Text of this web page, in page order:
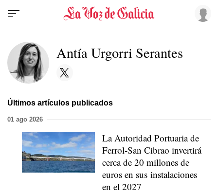
Antía Urgorri Serantes
Últimos artículos publicados
01 ago 2026
La Autoridad Portuaria de
Ferrol-San Cibrao invertirá
cerca de 20 millones de
euros en sus instalaciones
en el 2027